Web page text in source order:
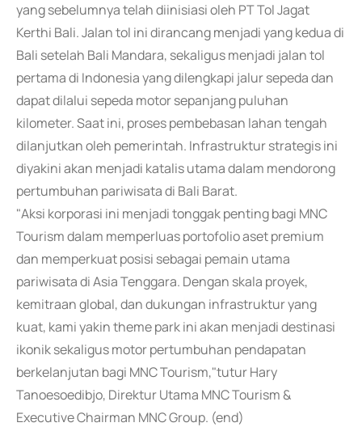
yang sebelumnya telah diinisiasi oleh PT Tol Jagat
Kerthi Bali. Jalan tol ini dirancang menjadi yang kedua di
Bali setelah Bali Mandara, sekaligus menjadi jalan tol
pertama di Indonesia yang dilengkapi jalur sepeda dan
dapat dilalui sepeda motor sepanjang puluhan
kilometer. Saat ini, proses pembebasan lahan tengah
dilanjutkan oleh pemerintah. Infrastruktur strategis ini
diyakini akan menjadi katalis utama dalam mendorong
pertumbuhan pariwisata di Bali Barat.
"Aksi korporasi ini menjadi tonggak penting bagi MNC
Tourism dalam memperluas portofolio aset premium
dan memperkuat posisi sebagai pemain utama
pariwisata di Asia Tenggara. Dengan skala proyek,
kemitraan global, dan dukungan infrastruktur yang
kuat, kami yakin theme park ini akan menjadi destinasi
ikonik sekaligus motor pertumbuhan pendapatan
berkelanjutan bagi MNC Tourism,"tutur Hary
Tanoesoedibjo, Direktur Utama MNC Tourism &
Executive Chairman MNC Group. (end)